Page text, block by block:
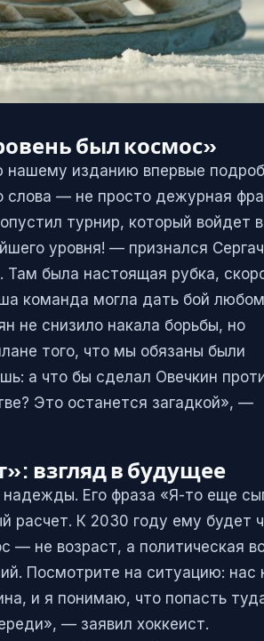
был космос»
нашему изданию впервые
слова — не просто дежурная
турнир, который войдет в
уровня! — признался
была настоящая рубка,
команда могла дать бой
не снизило накала борьбы, но
того, что мы обязаны были
а что бы сделал Овечкин
Это останется загадкой», —
взгляд в будущее
Его фраза «Я-то еще
расчет. К 2030 году ему будет
— не возраст, а политическая
Посмотрите на ситуацию: нас
и я понимаю, что попасть
— заявил хоккеист.